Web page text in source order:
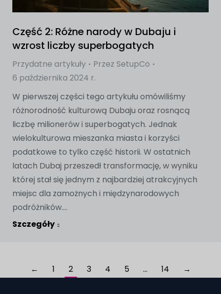
Część 2: Różne narody w Dubaju i
wzrost liczby superbogatych
Przydatne artykuły Przez SetupCo
6 października 2024 r.
W pierwszej części tego artykułu omówiliśmy
różnorodność kulturową Dubaju oraz rosnącą
liczbę milionerów i superbogatych. Jednak
wielokulturowa mieszanka miasta i korzyści
podatkowe to tylko część historii. W ostatnich
latach Dubaj przeszedł transformację, w wyniku
której stał się jednym z najbardziej atrakcyjnych
miejsc dla zamożnych i międzynarodowych
podróżników....
Szczegóły
← 1 2 3 4 5 … 14 →